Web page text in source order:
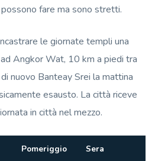
fare ma sono stretti.
le giornate templi una
Angkor Wat, 10 km a piedi tra
nuovo Banteay Srei la mattina
esausto. La città riceve
in città nel mezzo.
Pomeriggio Sera